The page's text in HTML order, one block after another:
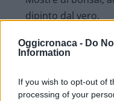
Oggicronaca - Do
Information
If you wish to opt-out of
processing of your
dipinto dal vero.